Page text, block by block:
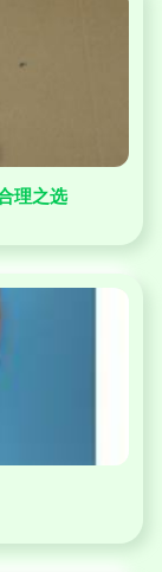
理之选